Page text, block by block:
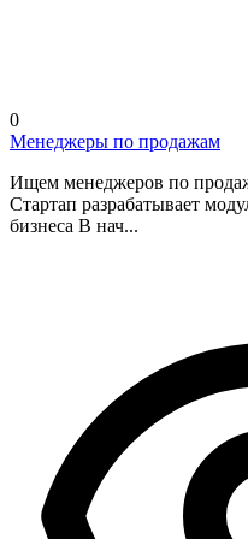
0
Менеджеры по продажам
Ищем менеджеров по
Стартап разрабатывает
бизнеса В нач...